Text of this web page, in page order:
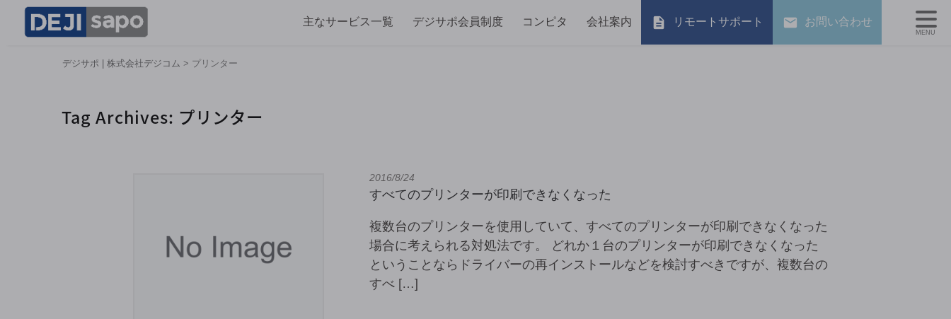
主なサービス一覧 デジサポ会員制度 コンピタ 会社案内 リモートサポート お問い合わせ
デジサポ | 株式会社デジコム > プリンター
Tag Archives: プリンター
2016/8/24
すべてのプリンターが印刷できなくなった
複数台のプリンターを使用していて、すべてのプリンターが印刷できなくなった
場合に考えられる対処法です。 どれか１台のプリンターが印刷できなくなった
ということならドライバーの再インストールなどを検討すべきですが、複数台の
すべ […]
MENU